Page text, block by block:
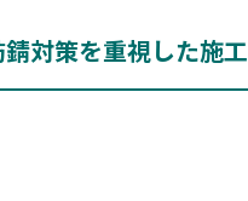
対策を重視した施工